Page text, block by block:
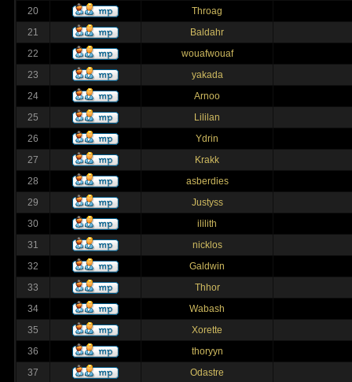
20
Throag
21
Baldahr
22
wouafwouaf
23
yakada
24
Arnoo
25
Lililan
26
Ydrin
27
Krakk
28
asberdies
29
Justyss
30
ililith
31
nicklos
32
Galdwin
33
Thhor
34
Wabash
35
Xorette
36
thoryyn
37
Odastre